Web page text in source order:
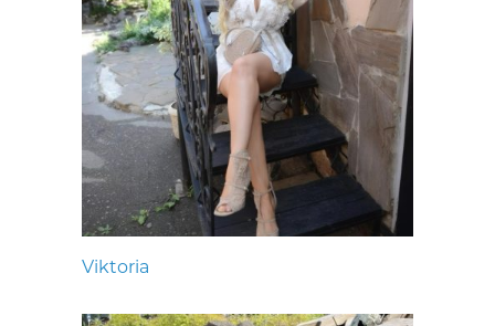
Viktoria